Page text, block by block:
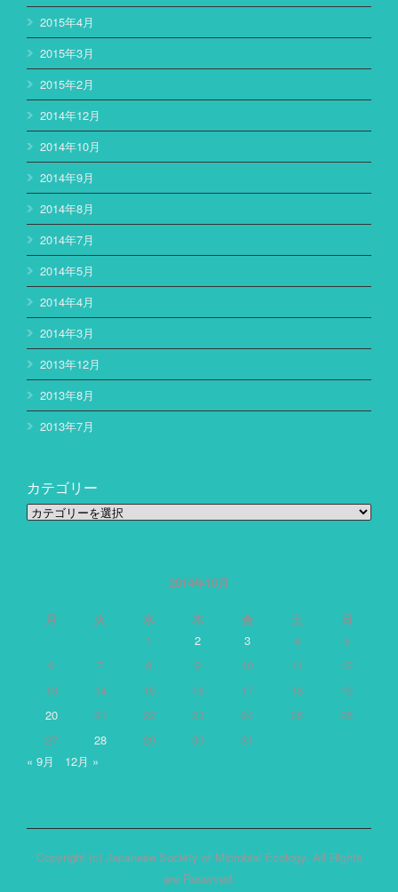
2015年4月
2015年3月
2015年2月
2014年12月
2014年10月
2014年9月
2014年8月
2014年7月
2014年5月
2014年4月
2014年3月
2013年12月
2013年8月
2013年7月
カテゴリー
カ
2014年10月
月 火 水 木 金 土
日
1
2 3 4
5
6
7 8 9 10 11
12
13
14 15 16 17 18
19
20
21 22 23 24 25
26
27
28 29 30
31
« 9月
12月 »
Copyright (c) Japanese Society of Microbial Ecology. All Rights
are Reserved.